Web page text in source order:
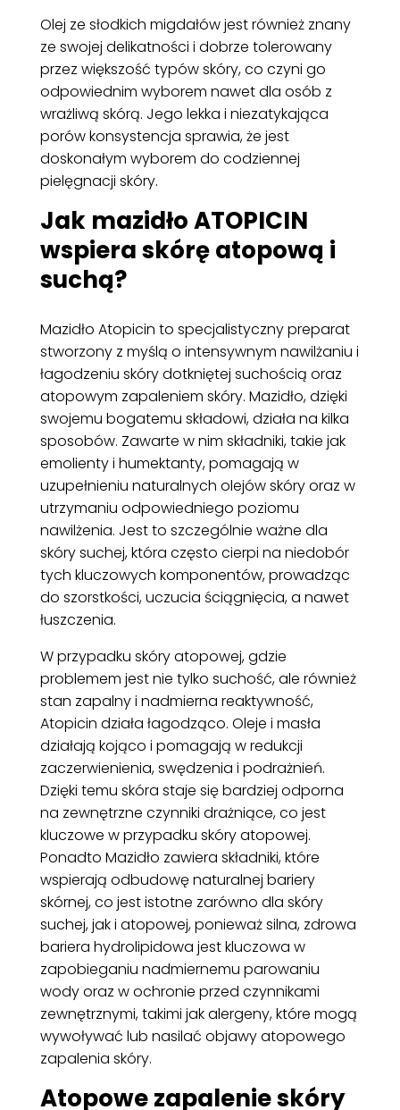
Olej ze słodkich migdałów jest również znany
ze swojej delikatności i dobrze tolerowany
przez większość typów skóry, co czyni go
odpowiednim wyborem nawet dla osób z
wrażliwą skórą. Jego lekka i niezatykająca
porów konsystencja sprawia, że jest
doskonałym wyborem do codziennej
pielęgnacji skóry.
Jak mazidło ATOPICIN
wspiera skórę atopową i
suchą?
Mazidło Atopicin to specjalistyczny preparat
stworzony z myślą o intensywnym nawilżaniu i
łagodzeniu skóry dotkniętej suchością oraz
atopowym zapaleniem skóry. Mazidło, dzięki
swojemu bogatemu składowi, działa na kilka
sposobów. Zawarte w nim składniki, takie jak
emolienty i humektanty, pomagają w
uzupełnieniu naturalnych olejów skóry oraz w
utrzymaniu odpowiedniego poziomu
nawilżenia. Jest to szczególnie ważne dla
skóry suchej, która często cierpi na niedobór
tych kluczowych komponentów, prowadząc
do szorstkości, uczucia ściągnięcia, a nawet
łuszczenia.
W przypadku skóry atopowej, gdzie
problemem jest nie tylko suchość, ale również
stan zapalny i nadmierna reaktywność,
Atopicin działa łagodząco. Oleje i masła
działają kojąco i pomagają w redukcji
zaczerwienienia, swędzenia i podrażnień.
Dzięki temu skóra staje się bardziej odporna
na zewnętrzne czynniki drażniące, co jest
kluczowe w przypadku skóry atopowej.
Ponadto Mazidło zawiera składniki, które
wspierają odbudowę naturalnej bariery
skórnej, co jest istotne zarówno dla skóry
suchej, jak i atopowej, ponieważ silna, zdrowa
bariera hydrolipidowa jest kluczowa w
zapobieganiu nadmiernemu parowaniu
wody oraz w ochronie przed czynnikami
zewnętrznymi, takimi jak alergeny, które mogą
wywoływać lub nasilać objawy atopowego
zapalenia skóry.
Atopowe zapalenie skóry